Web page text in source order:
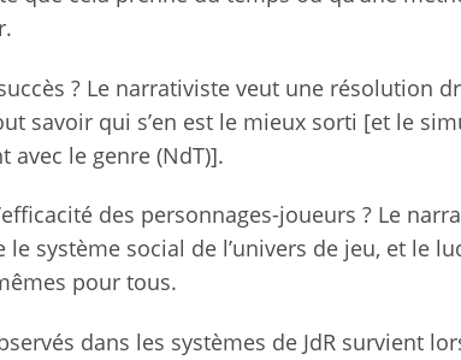
? Le narrativiste veut une résolution
savoir qui s’en est le mieux sorti [et le
le genre (NdT)].
des personnages-joueurs ? Le
système social de l’univers de jeu, et le
pour tous.
dans les systèmes de JdR survient